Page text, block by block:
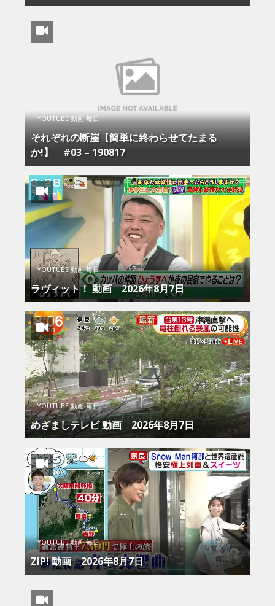
YOUTUBE 動画 毎日
それぞれの断崖【簡単に終わらせてたまる
か!】 #03 – 190817
YOUTUBE 動画 毎日
ラヴィット！ 動画 2026年8月7日
YOUTUBE 動画 毎日
めざましテレビ 動画 2026年8月7日
YOUTUBE 動画 毎日
ZIP! 動画 2026年8月7日